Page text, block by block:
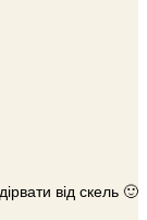
від скель 🙂